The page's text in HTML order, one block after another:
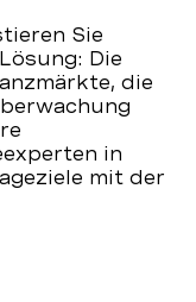
Sie
Die
die
in
mit der